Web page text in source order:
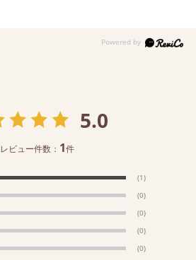
5.0
レビュー件数： 1件
(1)
(0)
(0)
(0)
(0)